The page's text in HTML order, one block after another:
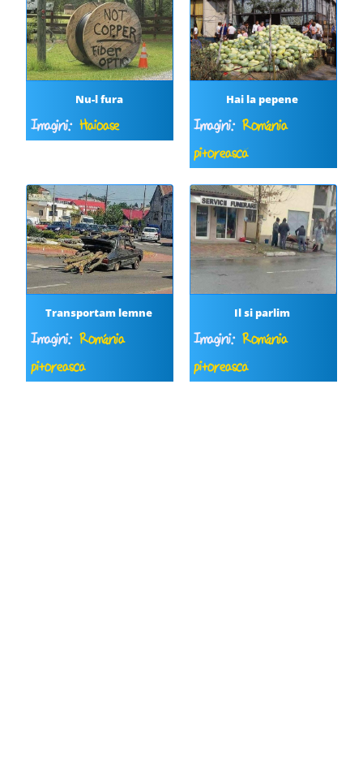
Nu-l fura
Imagini: Haioase
Hai la pepene
Imagini:România
pitorească
Transportam lemne
Imagini: România
pitorească
Il si parlim
Imagini:România
pitorească